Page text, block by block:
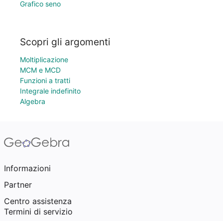
Grafico seno
Scopri gli argomenti
Moltiplicazione
MCM e MCD
Funzioni a tratti
Integrale indefinito
Algebra
Informazioni
Partner
Centro assistenza
Termini di servizio